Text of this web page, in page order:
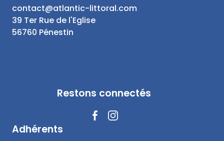
contact@atlantic-littoral.com
39 Ter Rue de l'Eglise
56760 Pénestin
Restons connectés
Adhérents